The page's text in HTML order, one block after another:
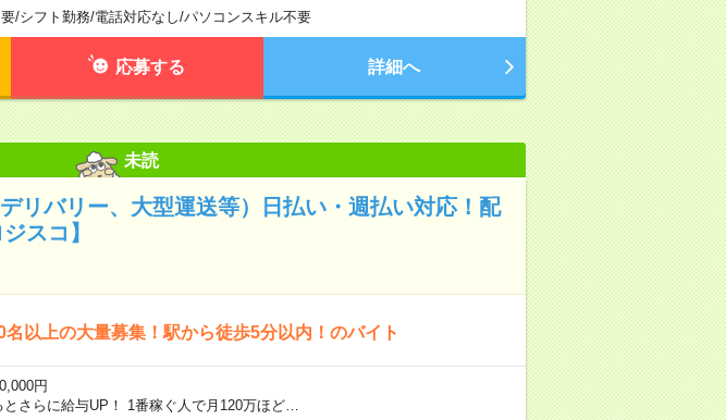
/シフト勤務/電話対応なし/パソコンスキル不要
応募する 詳細へ
未読
リバリー、大型運送等）日払い・週払い対応！配
スコ】
名以上の大量募集！駅から徒歩5分以内！のバイト
円
さらに給与UP！ 1番稼ぐ人で月120万ほど…